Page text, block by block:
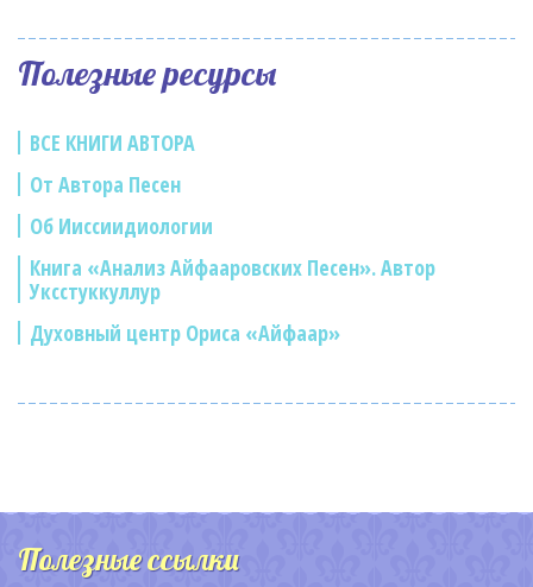
Полезные ресурсы
ВСЕ КНИГИ АВТОРА
От Автора Песен
Об Ииссиидиологии
Книга «Анализ Айфааровских Песен». Автор
Уксстуккуллур
Духовный центр Ориса «Айфаар»
Полезные ссылки